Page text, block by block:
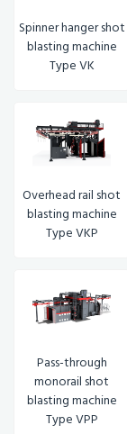
Spinner hanger shot
blasting machine
Type VK
Overhead rail shot
blasting machine
Type VKP
Pass-through
monorail shot
blasting machine
Type VPP